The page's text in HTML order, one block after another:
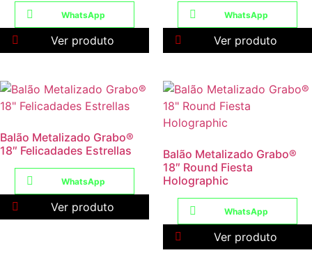
WhatsApp
Ver produto
WhatsApp
Ver produto
Balão Metalizado Grabo®
18″ Felicadades Estrellas
WhatsApp
Ver produto
Balão Metalizado Grabo®
18″ Round Fiesta
Holographic
WhatsApp
Ver produto